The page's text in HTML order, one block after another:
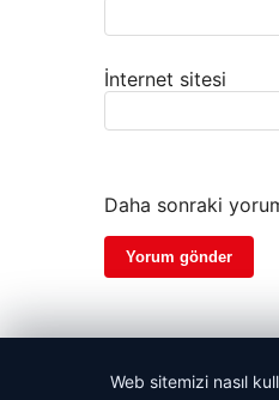
İnternet sitesi
Daha sonraki
© 2026 Trend Gazete
Web sitemizi nasıl